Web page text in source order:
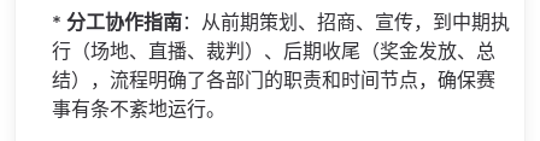
* 分工协作指南：从前期策划、招商、宣传，到中期执
行（场地、直播、裁判）、后期收尾（奖金发放、总
结），流程明确了各部门的职责和时间节点，确保赛
事有条不紊地运行。